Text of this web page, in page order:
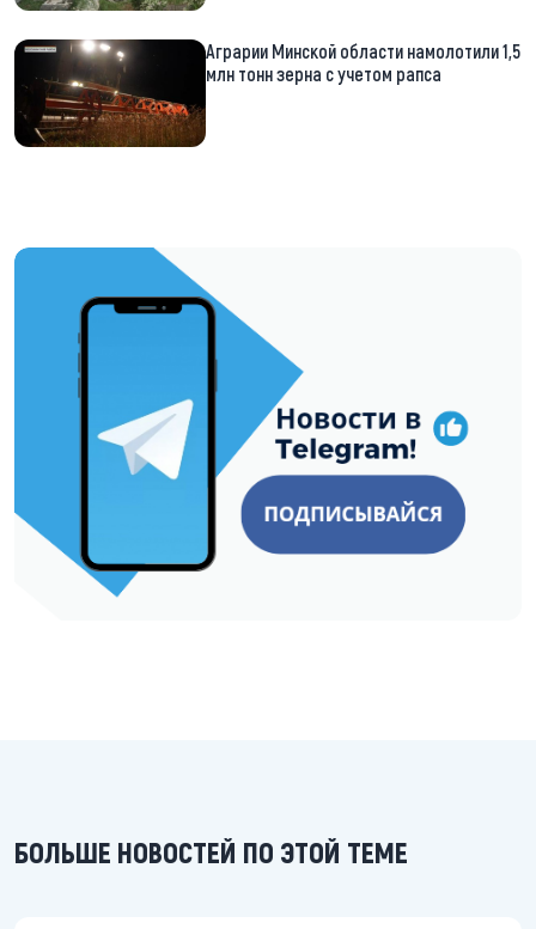
Аграрии Минской области намолотили 1,5
млн тонн зерна с учетом рапса
https://t.me/minskctvby
БОЛЬШЕ НОВОСТЕЙ ПО ЭТОЙ ТЕМЕ